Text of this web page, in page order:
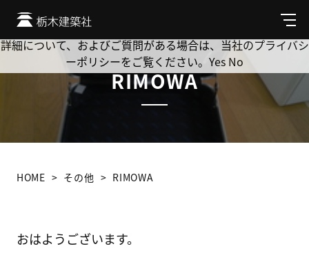
メ
ニ
ュ
RIMOWA
HOME その他 RIMOWA
おはようございます。
Cookie を使用して、お客様の活動を追跡してもよろしいです
か? 当社ではお客様のプライバシーを極めて重視しています。
詳細について、およびご質問がある場合は、当社のプライバシ
ーポリシーをご覧ください。 Yes No